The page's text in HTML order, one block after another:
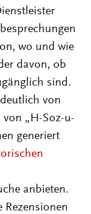
wo und wie
davon, ob
sind.
von
von „H-Soz-u-
generiert
anbieten.
Rezensionen